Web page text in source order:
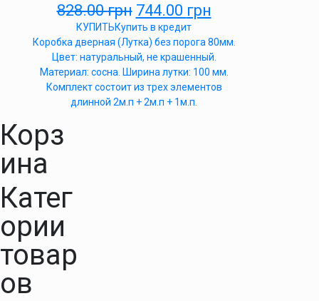
828.00грн 744.00 грн
КУПИТЬКупить в кредит
Коробка дверная (Лутка) без порога 80мм.
Цвет: натуральный, не крашенный.
Материал: сосна. Ширина лутки: 100 мм.
Комплект состоит из трех элементов
длинной 2м.п + 2м.п + 1м.п.
Корз
ина
Катег
ории
товар
ов